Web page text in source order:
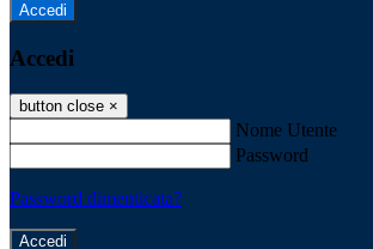
Accedi
Accedi
button close ×
Nome Utente
Password
Password dimenticata?